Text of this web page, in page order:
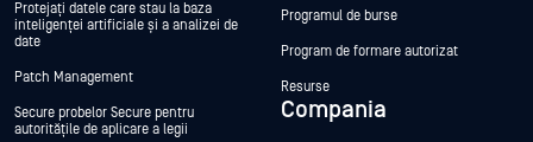
Protejați datele care stau la baza
inteligenței artificiale și a analizei de
date
Patch Management
Secure probelor Secure pentru
autoritățile de aplicare a legii
Programul de burse
Program de formare autorizat
Resurse
Compania